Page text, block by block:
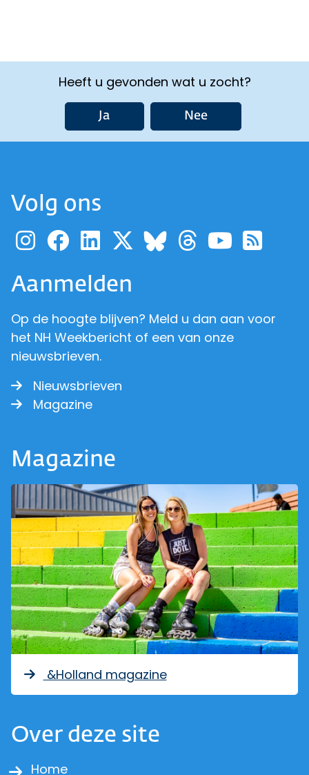
Heeft u gevonden wat u zocht?
Ja Nee
Volg ons
Ga naar de pagina van
Ga naar de pagina
Ga naar de
Ga naar de
Ga naar de
Ga naar
Ga
Aanmelden
Op de hoogte blijven? Meld u dan aan voor
het NH Weekbericht of een van onze
nieuwsbrieven.
Nieuwsbrieven
Magazine
Magazine
&Holland magazine
Over deze site
Home